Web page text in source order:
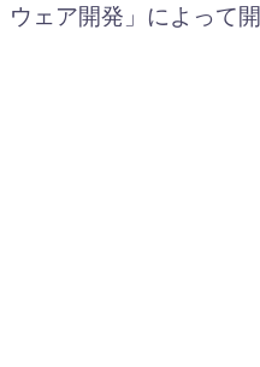
ウェア開発」によって